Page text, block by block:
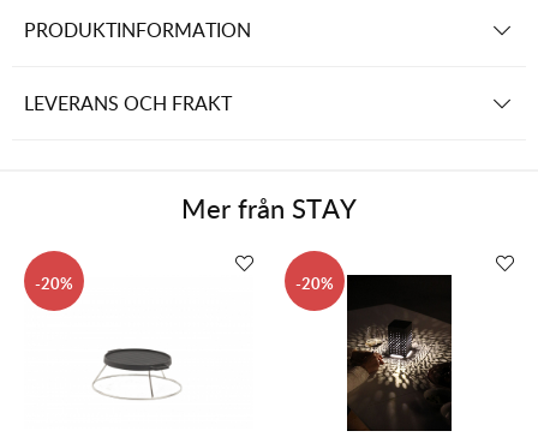
PRODUKTINFORMATION
LEVERANS OCH FRAKT
Mer från STAY
20 20